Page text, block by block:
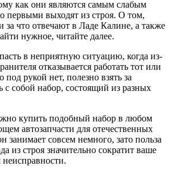
как они являются самым слабым
первыми выходят из строя. О том,
за что отвечают в Ладе Калине, а также
нужное, читайте далее.
в неприятную ситуацию, когда из-
отказывается работать тот или
рукой нет, полезно взять за
с собой набор, состоящий из разных
купить подобный набор в любом
автозапчасти для отечественных
занимает совсем немного, зато польза
из строя значительно сократит ваше
неисправности.